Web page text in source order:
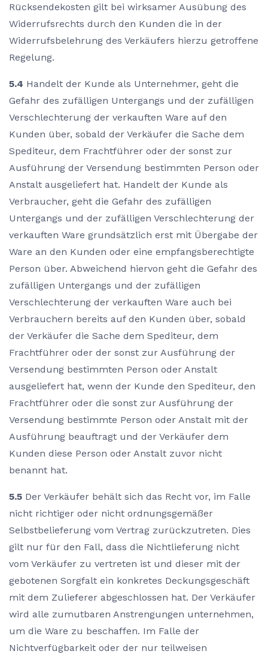
Rücksendekosten gilt bei wirksamer Ausübung des
Widerrufsrechts durch den Kunden die in der
Widerrufsbelehrung des Verkäufers hierzu getroffene
Regelung.
5.4 Handelt der Kunde als Unternehmer, geht die
Gefahr des zufälligen Untergangs und der zufälligen
Verschlechterung der verkauften Ware auf den
Kunden über, sobald der Verkäufer die Sache dem
Spediteur, dem Frachtführer oder der sonst zur
Ausführung der Versendung bestimmten Person oder
Anstalt ausgeliefert hat. Handelt der Kunde als
Verbraucher, geht die Gefahr des zufälligen
Untergangs und der zufälligen Verschlechterung der
verkauften Ware grundsätzlich erst mit Übergabe der
Ware an den Kunden oder eine empfangsberechtigte
Person über. Abweichend hiervon geht die Gefahr des
zufälligen Untergangs und der zufälligen
Verschlechterung der verkauften Ware auch bei
Verbrauchern bereits auf den Kunden über, sobald
der Verkäufer die Sache dem Spediteur, dem
Frachtführer oder der sonst zur Ausführung der
Versendung bestimmten Person oder Anstalt
ausgeliefert hat, wenn der Kunde den Spediteur, den
Frachtführer oder die sonst zur Ausführung der
Versendung bestimmte Person oder Anstalt mit der
Ausführung beauftragt und der Verkäufer dem
Kunden diese Person oder Anstalt zuvor nicht
benannt hat.
5.5 Der Verkäufer behält sich das Recht vor, im Falle
nicht richtiger oder nicht ordnungsgemäßer
Selbstbelieferung vom Vertrag zurückzutreten. Dies
gilt nur für den Fall, dass die Nichtlieferung nicht
vom Verkäufer zu vertreten ist und dieser mit der
gebotenen Sorgfalt ein konkretes Deckungsgeschäft
mit dem Zulieferer abgeschlossen hat. Der Verkäufer
wird alle zumutbaren Anstrengungen unternehmen,
um die Ware zu beschaffen. Im Falle der
Nichtverfügbarkeit oder der nur teilweisen